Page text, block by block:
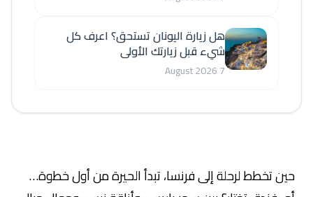
حين تخطط لرحلة إلى فرنسا، تبدأ الحيرة من أول خطوة…
هل زيارة اليونان تستحق؟ اعرف كل
شيء قبل زيارتك الأولى
7 August 2026